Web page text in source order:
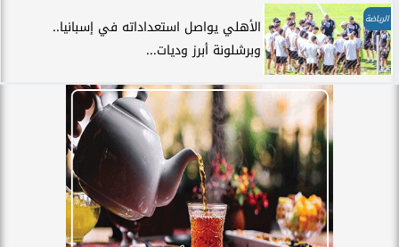
الرياضة
الأهلي يواصل استعداداته في إسبانيا..
وبرشلونة أبرز وديات...